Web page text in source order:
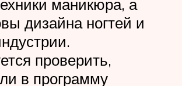
маникюра, а
дизайна ногтей и
проверить,
в программу